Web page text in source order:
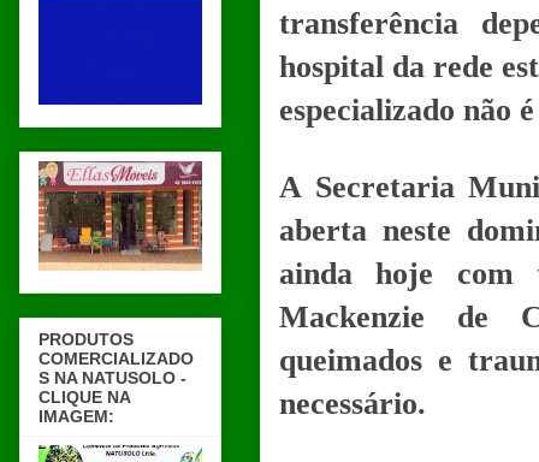
transferência
hospital da rede
especializado não
A Secretaria
aberta neste
ainda hoje com
Mackenzie de
queimados e
necessário.
PRODUTOS
COMERCIALIZADO
S NA NATUSOLO -
CLIQUE NA
IMAGEM: